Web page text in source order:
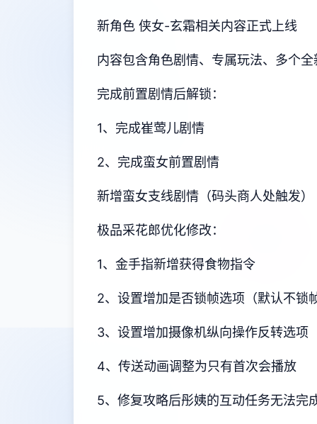
新角色 侠女-玄霜相关内容正式上线
内容包含角色剧情、专属玩法、多个
完成前置剧情后解锁：
1、完成崔莺儿剧情
2、完成蛮女前置剧情
新增蛮女支线剧情（码头商人处触发）
极品采花郎优化修改：
1、金手指新增获得食物指令
2、设置增加是否锁帧选项（默认不锁
3、设置增加摄像机纵向操作反转选项
4、传送动画调整为只有首次会播放
5、修复攻略后彤姨的互动任务无法完